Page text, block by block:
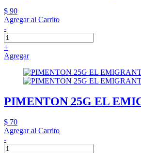
$ 90
Agregar al Carrito
-
+
Agregar
PIMENTON 25G EL
$ 70
Agregar al Carrito
-